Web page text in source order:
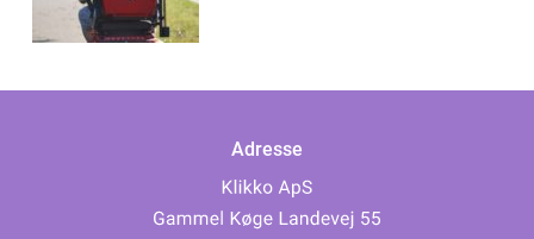
Adresse